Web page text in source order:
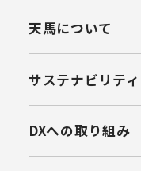
天馬について
サステナビリティ
DXへの取り組み